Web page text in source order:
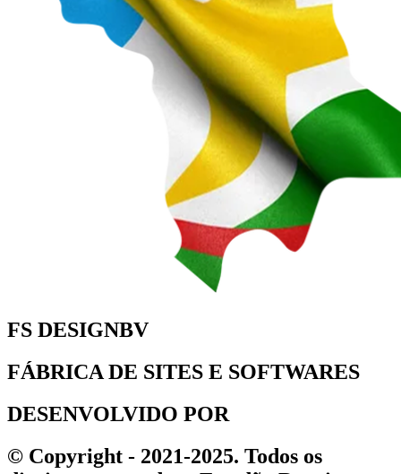
FÁBRICA DE SITES E SOFTWARES
DESENVOLVIDO POR
© Copyright - 2021-2025. Todos os
direitos reservados - Estadão Roraima